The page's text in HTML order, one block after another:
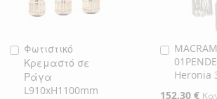
Φωτιστικό
Κρεμαστό σε
Ράγα
L910xH1100mm
Προσθήκη
στο
Καλάθι
Heronia
Ειδική
152,30 €
στο
Καλάθι